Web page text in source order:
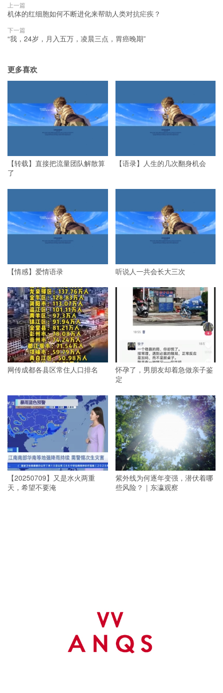
上一篇
机体的红细胞如何不断进化来帮助人类对抗疟疾？
下一篇
“我，24岁，月入五万，凌晨三点，胃癌晚期”
更多喜欢
【转载】直接把流量团队解散算
了
【语录】人生的几次翻身机会
【情感】爱情语录 听说人一共会长大三次
网传成都各县区常住人口排名
怀孕了，男朋友却着急做亲子鉴
定
【20250709】又是水火两重
天，希望不要淹
紫外线为何逐年变强，潜伏着哪
些风险？｜东瀛观察